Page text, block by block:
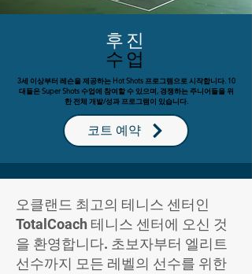
후진
수업
3세 이상부터 레슨을 제공하는 Hot Shots 프로그램으로 시작합니다. 10
대들은 Super Shots 수업에 참여할 수 있으며, 경쟁하는 주니어들을 위
한 전체 개발/성과 프로그램이 있습니다.
코트 예약
오클랜드 최고의 테니스 센터인
TotalCoach 테니스 센터에 오신 것
을 환영합니다. 초보자부터 엘리트
선수까지 모든 레벨의 선수를 위한